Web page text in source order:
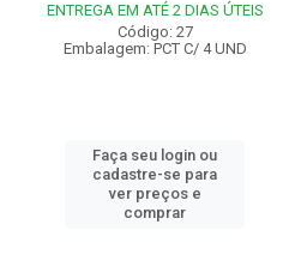
ENTREGA EM ATÉ 2 DIAS ÚTEIS
Código: 27
Embalagem: PCT C/ 4 UND
Faça seu login ou
cadastre-se para
ver preços e
comprar